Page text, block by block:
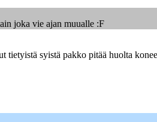
joka vie ajan muualle :F
tietyistä syistä pakko pitää huolta